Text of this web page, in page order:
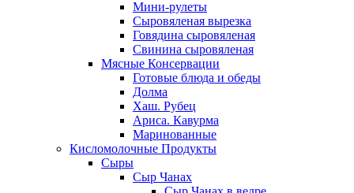
Мини-рулеты
Сыровяленая вырезка
Говядина сыровяленая
Свинина сыровяленая
Мясные Консервации
Готовые блюда и обеды
Долма
Хаш. Рубец
Ариса. Кавурма
Маринованные
Кисломолочные Продукты
Сыры
Сыр Чанах